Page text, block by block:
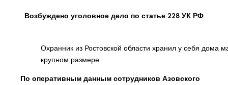
Возбуждено уголовное дело по статье 228 УК РФ
Охранник из Ростовской области хранил у себя дома
крупном размере
По оперативным данным сотрудников Азовского